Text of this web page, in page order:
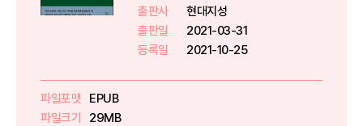
출판사
현대지성
출판일
2021-03-31
등록일
2021-10-25
파일포맷
EPUB
파일크기
29MB